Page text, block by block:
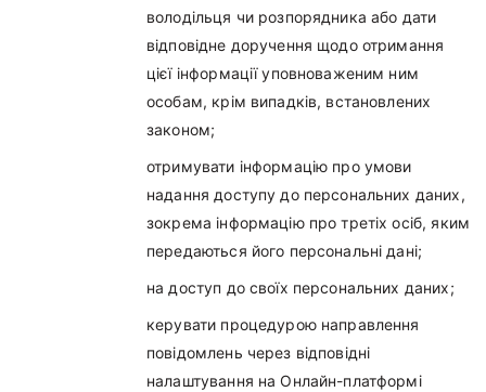
володільця чи розпорядника або дати
відповідне доручення щодо отримання
цієї інформації уповноваженим ним
особам, крім випадків, встановлених
законом;
отримувати інформацію про умови
надання доступу до персональних даних,
зокрема інформацію про третіх осіб, яким
передаються його персональні дані;
на доступ до своїх персональних даних;
керувати процедурою направлення
повідомлень через відповідні
налаштування на Онлайн-платформі